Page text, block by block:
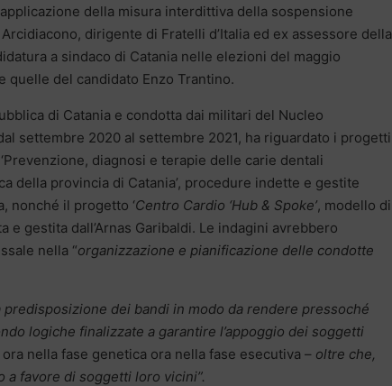
della misura interdittiva della sospensione
dirigente di Fratelli d’Italia ed ex assessore della
a sindaco di Catania nelle elezioni del maggio
quelle del candidato Enzo Trantino.
di Catania e condotta dai militari del Nucleo
settembre 2020 al settembre 2021, ha riguardato i progetti
diagnosi e terapie delle carie dentali
della provincia di Catania’, procedure indette e gestite
nonché il progetto ‘Centro Cardio ‘Hub & Spoke’, modello di
gestita dall’Arnas Garibaldi. Le indagini avrebbero
nella “organizzazione e pianificazione delle condotte
dei bandi in modo da rendere pressoché
logiche finalizzate a garantire l’appoggio dei soggetti
ora nella fase genetica ora nella fase esecutiva – oltre che,
a favore di soggetti loro vicini”.